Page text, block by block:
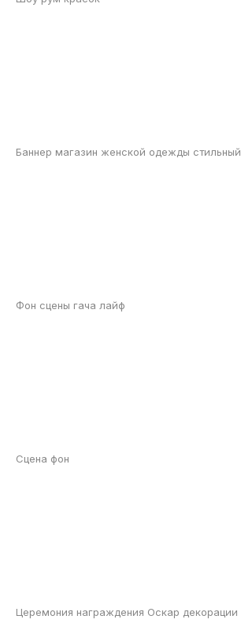
Баннер магазин женской одежды стильный
Фон сцены гача лайф
Сцена фон
Церемония награждения Оскар декорации